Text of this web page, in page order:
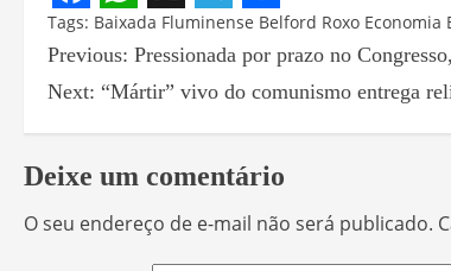
Facebook
WhatsApp
X Telegram
Share
Tags: Baixada Fluminense Belford Roxo Economia
Previous: Pressionada por prazo no
Next: “Mártir” vivo do comunismo entrega
Deixe um comentário
O seu endereço de e-mail não será publicado.